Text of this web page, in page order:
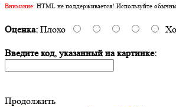
Внимание: HTML не поддерживается! Используйте
Оценка: Плохо
Введите код, указанный на картинке:
Продолжить